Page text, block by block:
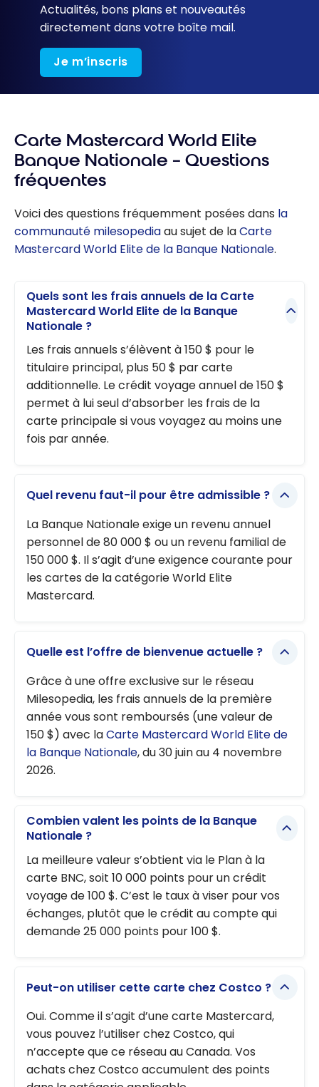
Actualités, bons plans et nouveautés
directement dans votre boîte mail.
Je m’inscris
Carte Mastercard World Elite
Banque Nationale – Questions
fréquentes
Voici des questions fréquemment posées dans la
communauté milesopediaau sujet de laCarte
Mastercard World Elite de la Banque Nationale.
Quels sont les frais annuels de la Carte
Mastercard World Elite de la Banque
Nationale ?
Les frais annuels s’élèvent à 150 $ pour le
titulaire principal, plus 50 $ par carte
additionnelle. Le crédit voyage annuel de 150 $
permet à lui seul d’absorber les frais de la
carte principale si vous voyagez au moins une
fois par année.
Quel revenu faut-il pour être admissible ?
La Banque Nationale exige un revenu annuel
personnel de 80 000 $ ou un revenu familial de
150 000 $. Il s’agit d’une exigence courante pour
les cartes de la catégorie World Elite
Mastercard.
Quelle est l’offre de bienvenue actuelle ?
Grâce à une offre exclusive sur le réseau
Milesopedia, les frais annuels de la première
année vous sont remboursés (une valeur de
150 $) avec laCarte Mastercard World Elite de
la Banque Nationale, du 30 juin au 4 novembre
2026.
Combien valent les points de la Banque
Nationale ?
La meilleure valeur s’obtient via le Plan à la
carte BNC, soit 10 000 points pour un crédit
voyage de 100 $. C’est le taux à viser pour vos
échanges, plutôt que le crédit au compte qui
demande 25 000 points pour 100 $.
Peut-on utiliser cette carte chez Costco ?
Oui. Comme il s’agit d’une carte Mastercard,
vous pouvez l’utiliser chez Costco, qui
n’accepte que ce réseau au Canada. Vos
achats chez Costco accumulent des points